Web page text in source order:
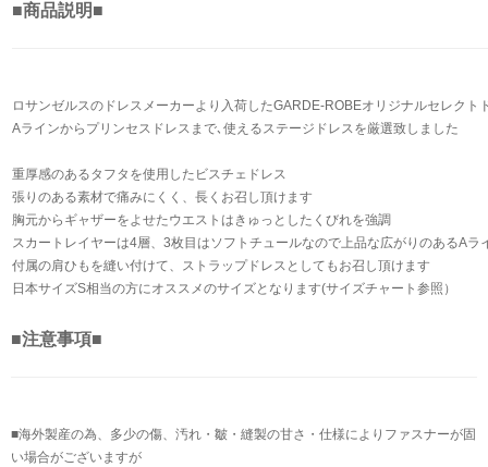
■商品説明■
ロサンゼルスのドレスメーカーより入荷したGARDE-ROBEオリジナルセレクト
Aラインからプリンセスドレスまで､使えるステージドレスを厳選致しました
重厚感のあるタフタを使用したビスチェドレス
張りのある素材で痛みにくく、長くお召し頂けます
胸元からギャザーをよせたウエストはきゅっとしたくびれを強調
スカートレイヤーは4層、3枚目はソフトチュールなので上品な広がりのあるAラ
付属の肩ひもを縫い付けて、ストラップドレスとしてもお召し頂けます
日本サイズS相当の方にオススメのサイズとなります(サイズチャート参照）
■注意事項■
■海外製産の為、多少の傷、汚れ・皺・縫製の甘さ・仕様によりファスナーが固
い場合がございますが